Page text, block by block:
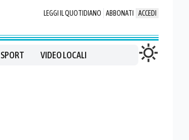
LEGGI IL QUOTIDIANO ABBONATI ACCEDI
SPORT VIDEO LOCALI